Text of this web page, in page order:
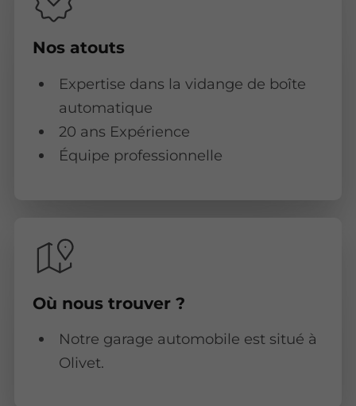
Nos atouts
Expertise dans la vidange de boîte
automatique
20 ans Expérience
Équipe professionnelle
Où nous trouver ?
Notre garage automobile est situé à
Olivet.